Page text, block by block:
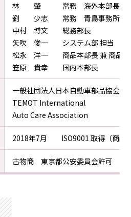
林 肇 常務 海外本部長 兼
劉 少志 常務 青島事務所長
中村 博文 総務部長
矢吹 俊一 システム部 担当
松永 洋一 商品本部長 兼 商品部
笠原 貴幸 国内本部長
一般社団法人日本自動車部品協会（
TEMOT International
Auto Care Association
2018年7月 ISO9001 取得（商
古物商 東京都公安委員会許可 第